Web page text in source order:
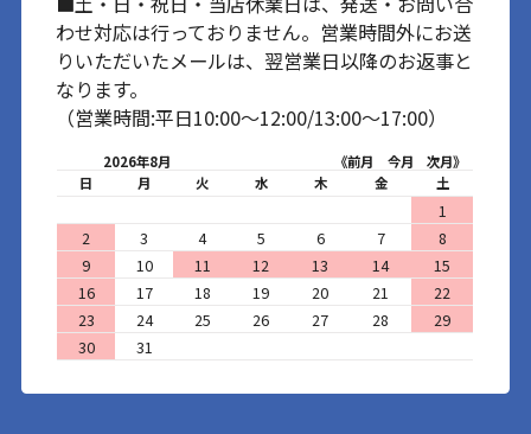
わせ対応は行っておりません。営業時間外にお送
りいただいたメールは、翌営業日以降のお返事と
なります。
（営業時間:平日10:00～12:00/13:00～17:00）
2026年8月 《前月 今月
次月》
日
月 火 水 木 金 土
1
2
3 4 5 6 7
8
9
10 11 12 13 14
15
16
17 18 19 20 21
22
23
24 25 26 27 28
29
30
31